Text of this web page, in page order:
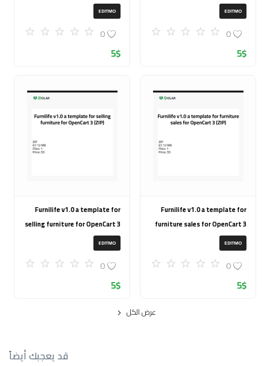
EDITMO
0
5$
20240917T145511Z 001 (ZIP)
EDITMO
0
5$
Furnilife v1.0 a template for
furniture sales for OpenCart 3
(ZIP)
EDITMO
0
5$
Furnilife v1.0 a template for
selling furniture for OpenCart 3
(ZIP)
EDITMO
0
5$
عرض الكل
قد يعجبك أيضاً